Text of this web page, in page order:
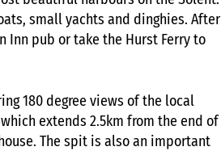
small yachts and dinghies. After
Inn pub or take the Hurst Ferry to
180 degree views of the local
extends 2.5km from the end of
The spit is also an important